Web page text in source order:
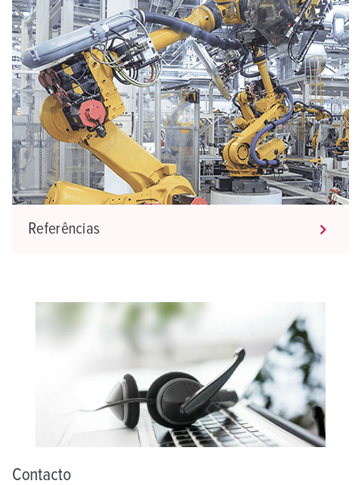
Referências
Contacto